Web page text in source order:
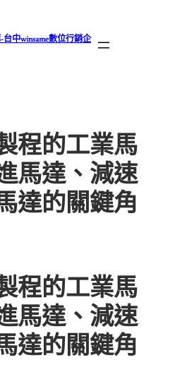
中winsame數位行銷企
程的工業馬
馬達、減速
達的關鍵角
程的工業馬
馬達、減速
達的關鍵角